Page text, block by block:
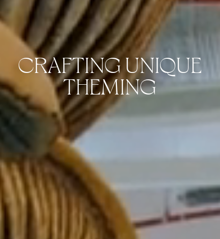
CRAFTING UNIQUE
THEMING